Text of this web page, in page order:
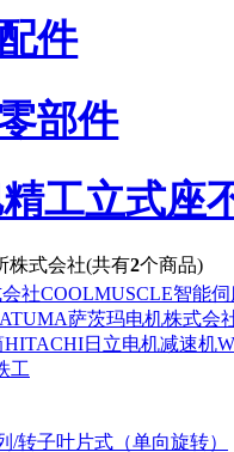
件
部件
工立式座
株式会社(共有2个商品)
社COOLMUSCLE智能
萨茨玛电机株式会
HITACHI日立电机减速机
工